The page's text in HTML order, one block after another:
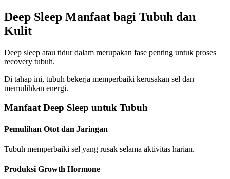
Deep Sleep Manfaat bagi Tubuh dan
Kulit
Deep sleep atau tidur dalam merupakan fase penting untuk proses
recovery tubuh.
Di tahap ini, tubuh bekerja memperbaiki kerusakan sel dan
memulihkan energi.
Manfaat Deep Sleep untuk Tubuh
Pemulihan Otot dan Jaringan
Tubuh memperbaiki sel yang rusak selama aktivitas harian.
Produksi Growth Hormone